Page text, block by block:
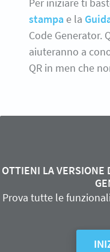
stampa e la
Code Generator.
aiuteranno a
QR in men che
OTTIENI LA VERSIONE
Prova tutte le